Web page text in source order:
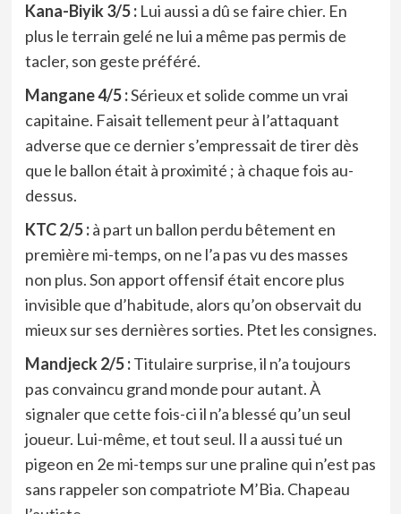
Kana-Biyik 3/5 : Lui aussi a dû se faire chier. En
plus le terrain gelé ne lui a même pas permis de
tacler, son geste préféré.
Mangane 4/5 :Sérieux et solide comme un vrai
capitaine. Faisait tellement peur à l’attaquant
adverse que ce dernier s’empressait de tirer dès
que le ballon était à proximité ; à chaque fois au-
dessus.
KTC 2/5 :à part un ballon perdu bêtement en
première mi-temps, on ne l’a pas vu des masses
non plus. Son apport offensif était encore plus
invisible que d’habitude, alors qu’on observait du
mieux sur ses dernières sorties. Ptet les consignes.
Mandjeck 2/5 :Titulaire surprise, il n’a toujours
pas convaincu grand monde pour autant. À
signaler que cette fois-ci il n’a blessé qu’un seul
joueur. Lui-même, et tout seul. Il a aussi tué un
pigeon en 2e mi-temps sur une praline qui n’est pas
sans rappeler son compatriote M’Bia. Chapeau